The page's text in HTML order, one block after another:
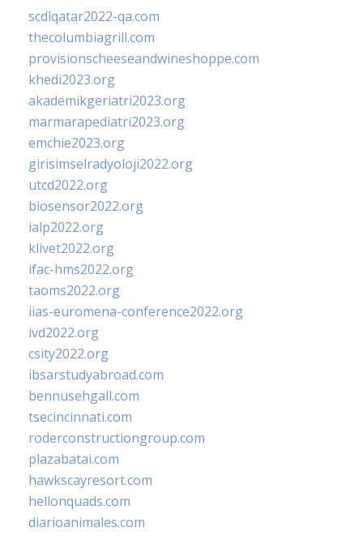
scdlqatar2022-qa.com
thecolumbiagrill.com
provisionscheeseandwineshoppe.com
khedi2023.org
akademikgeriatri2023.org
marmarapediatri2023.org
emchie2023.org
girisimselradyoloji2022.org
utcd2022.org
biosensor2022.org
ialp2022.org
klivet2022.org
ifac-hms2022.org
taoms2022.org
iias-euromena-conference2022.org
ivd2022.org
csity2022.org
ibsarstudyabroad.com
bennusehgall.com
tsecincinnati.com
roderconstructiongroup.com
plazabatai.com
hawkscayresort.com
hellonquads.com
diarioanimales.com